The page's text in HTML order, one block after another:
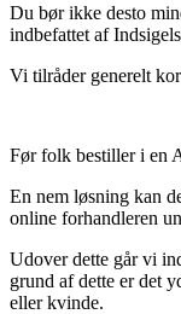
Du bør ikke desto
indbefattet af
Vi tilråder generelt
Før folk bestiller i en
En nem løsning kan
online forhandleren
Udover dette går vi
grund af dette er det
eller kvinde.